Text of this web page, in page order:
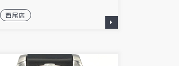
西尾店